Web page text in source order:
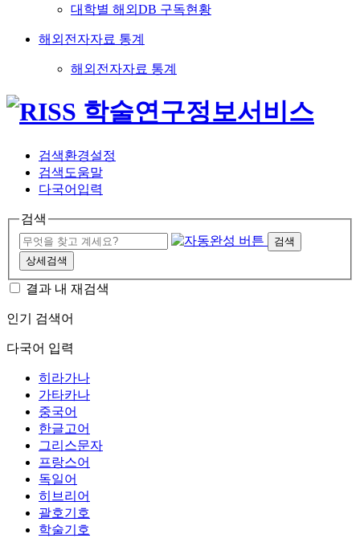
대학별 해외DB 구독현황
해외전자자료 통계
해외전자자료 통계
검색환경설정
검색도움말
다국어입력
검색
검색
상세검색
결과 내 재검색
인기 검색어
다국어 입력
히라가나
가타카나
중국어
한글고어
그리스문자
프랑스어
독일어
히브리어
괄호기호
학술기호